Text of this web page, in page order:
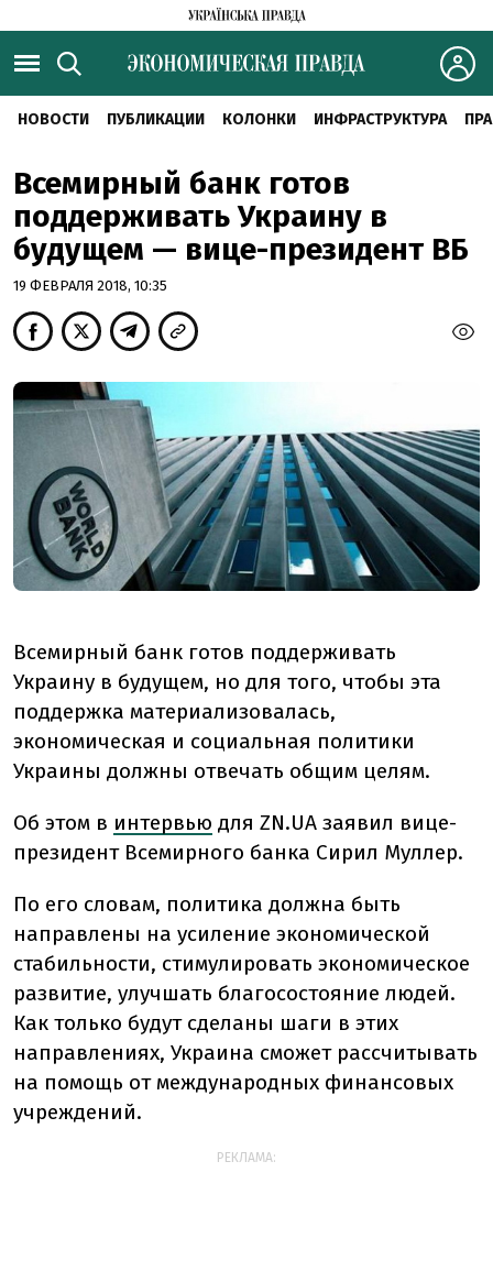
НОВОСТИ ПУБЛИКАЦИИ КОЛОНКИ ИНФРАСТРУКТУРА
Всемирный банк готов
поддерживать Украину в
будущем — вице-президент ВБ
19 ФЕВРАЛЯ 2018, 10:35
Всемирный банк готов поддерживать
Украину в будущем, но для того, чтобы эта
поддержка материализовалась,
экономическая и социальная политики
Украины должны отвечать общим целям.
Об этом в интервью для ZN.UA заявил вице-
президент Всемирного банка Сирил Муллер.
По его словам, политика должна быть
направлены на усиление экономической
стабильности, стимулировать экономическое
развитие, улучшать благосостояние людей.
Как только будут сделаны шаги в этих
направлениях, Украина сможет рассчитывать
на помощь от международных финансовых
учреждений.
РЕКЛАМА: